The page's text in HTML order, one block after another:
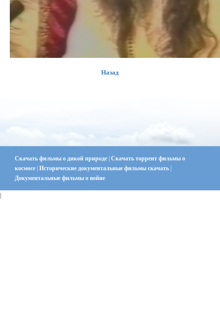
Назад
Скачать фильмы о дикой природе Скачать торрент фильмы о
космосе Исторические документальные фильмы скачать
Документальные фильмы о войне